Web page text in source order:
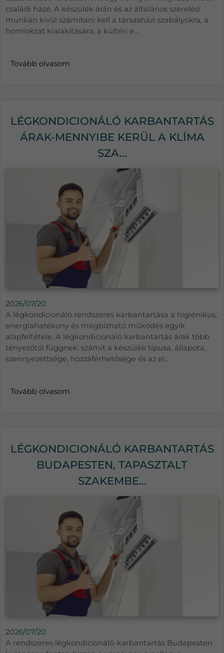
családi házé. A készülék árán és az általános szerelési
munkán kívül számítani kell a társasházi szabályokra, a
homlokzat kialakítására, a kültéri e...
Tovább olvasom
LÉGKONDICIONÁLÓ KARBANTARTÁS
ÁRAK-MENNYIBE KERÜL A KLÍMA
SZA...
2026/07/20
A légkondicionáló rendszeres karbantartása a higiénikus,
energiahatékony és megbízható működés egyik
alapfeltétele. A légkondicionáló karbantartás árak több
tényezőtől függnek: számít a készülék típusa, állapota,
szennyezettsége, hozzáférhetősége és az el...
Tovább olvasom
LÉGKONDICIONÁLÓ KARBANTARTÁS
BUDAPESTEN, TAPASZTALT
SZAKEMBE...
2026/07/20
A rendszeres légkondicionáló-karbantartás Budapesten